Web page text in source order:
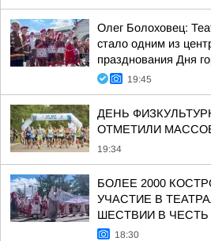
Олег Болоховец:
стало одним из
празднования Дня
19:45
ДЕНЬ
ОТМЕТИЛИ
19:34
БОЛЕЕ 2000
УЧАСТИЕ В
ШЕСТВИИ В
18:30